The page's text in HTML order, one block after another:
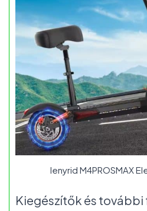
Ienyrid M4PROSMAX
Kiegészítők és